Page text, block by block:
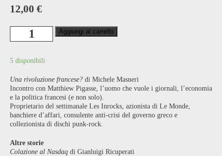
12,00 €
Una rivoluzione francese? di Michele Masneri
Incontro con Matthiew Pigasse, l’uomo che vuole i giornali, l’economia
e la politica francesi (e non solo).
Proprietario del settimanale Les Inrocks, azionista di Le Monde,
banchiere d’affari, consulente anti-crisi del governo greco e
collezionista di dischi punk-rock.
Altre storie
Colazione al Nasdaq di Gianluigi Ricuperati
5 disponibili
Rivista
n°7
Aggiungi al carrello